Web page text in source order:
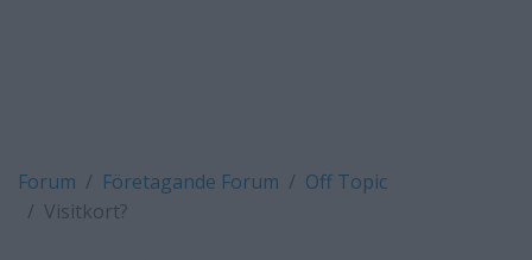
Forum Företagande Forum
Off Topic
Visitkort?